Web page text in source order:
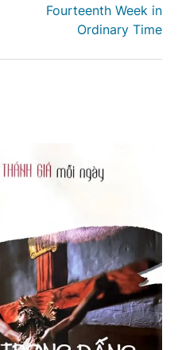
Fourteenth Week in
Ordinary Time